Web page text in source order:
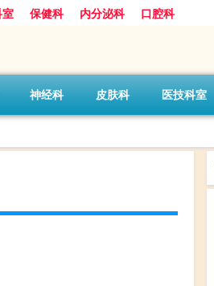
保健科 内分泌科 口腔科
神经科 皮肤科 医技科室